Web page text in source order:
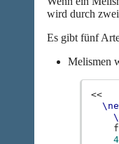
wird durch
Es gibt fünf
Melismen
<<
4